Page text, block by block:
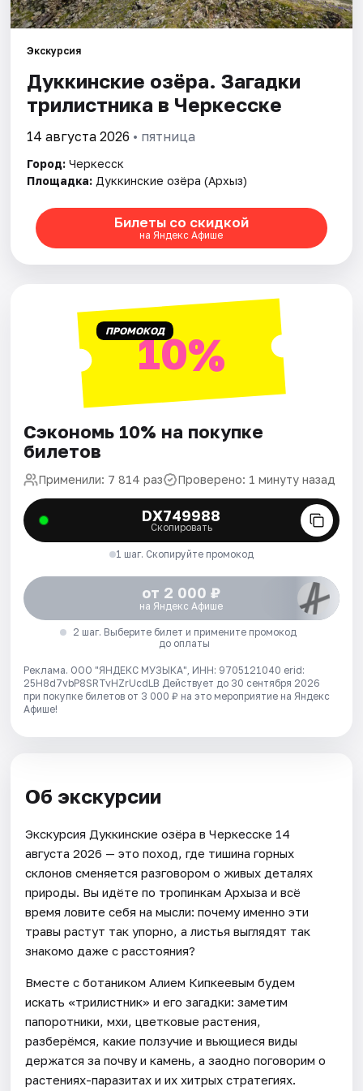
Артисты
Экскурсия
Дуккинские озёра. Загадки
трилистника в Черкесске
14 августа 2026 • пятница
Город: Черкесск
Площадка: Дуккинские озёра (Архыз)
Билеты со скидкой
на Яндекс Афише
ПРОМОКОД10%
Сэкономь 10% на покупке
билетов
Применили: 7 814 раз Проверено: 1 минуту назад
DX749988
Скопировать
1 шаг. Скопируйте промокод
от 2 000 ₽
на Яндекс Афише
2 шаг. Выберите билет и примените промокод
до оплаты
Реклама. ООО "ЯНДЕКС МУЗЫКА", ИНН: 9705121040 erid:
25H8d7vbP8SRTvHZrUcdLB Действует до 30 сентября 2026
при покупке билетов от 3 000 ₽ на это мероприятие на Яндекс
Афише!
Об экскурсии
Экскурсия Дуккинские озёра в Черкесске 14
августа 2026 — это поход, где тишина горных
склонов сменяется разговором о живых деталях
природы. Вы идёте по тропинкам Архыза и всё
время ловите себя на мысли: почему именно эти
травы растут так упорно, а листья выглядят так
знакомо даже с расстояния?
Вместе с ботаником Алием Кипкеевым будем
искать «трилистник» и его загадки: заметим
папоротники, мхи, цветковые растения,
разберёмся, какие ползучие и вьющиеся виды
держатся за почву и камень, а заодно поговорим о
растениях-паразитах и их хитрых стратегиях.